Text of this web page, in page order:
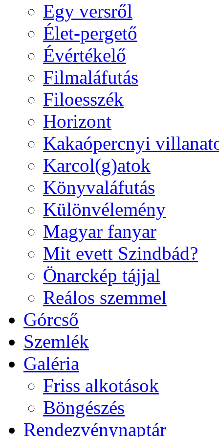
Egy versről
Élet-pergető
Évértékelő
Filmaláfutás
Filoesszék
Horizont
Kakaópercnyi
Karcol(g)atok
Könyvaláfutás
Különvélemény
Magyar fanyar
Mit evett Szindbád?
Önarckép tájjal
Reálos szemmel
Górcső
Szemlék
Galéria
Friss alkotások
Böngészés
Rendezvénynaptár